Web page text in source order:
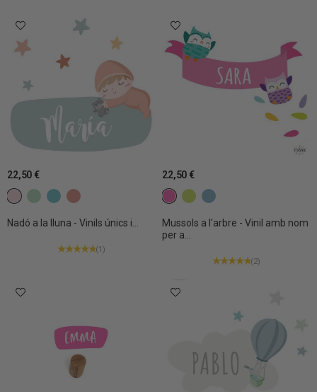
Nadó a la lluna - Vinils únics i...
22,50 €
(1)
c7 Rosa clar
c15 Verd menta
c16 Turquesa
C27 Teula
Mussols a l'arbre - Vinil amb nom
per a...
22,50 €
(2)
c8 Rosa fúcsia
c13 Verd llima
c19 Blau gris